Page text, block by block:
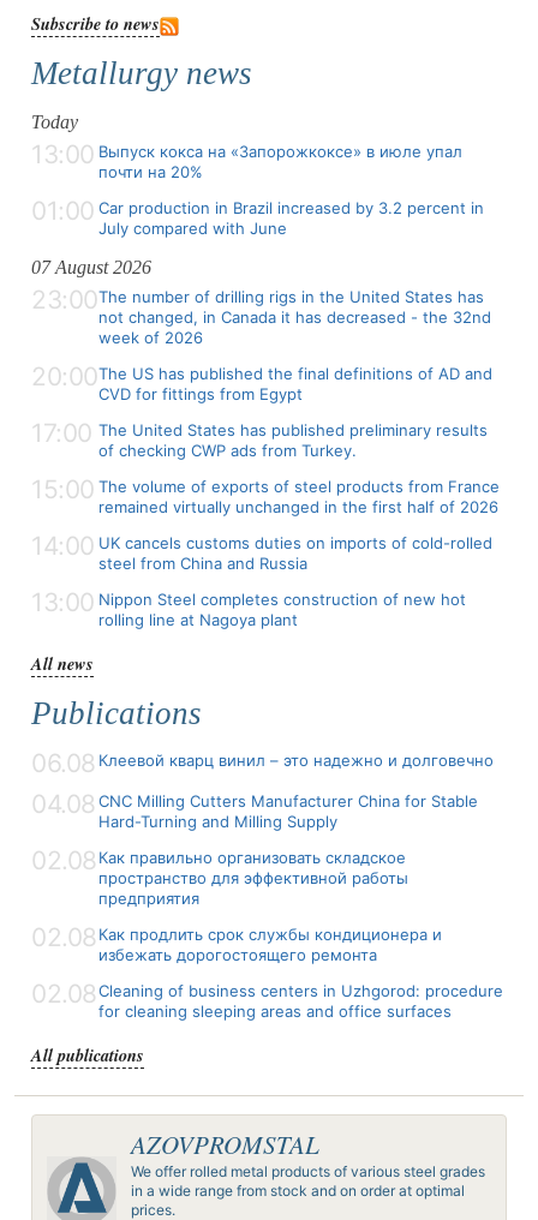
Subscribe to news
Metallurgy news
Today
13:00 Выпуск кокса на «Запорожкоксе» в июле упал
почти на 20%
01:00 Car production in Brazil increased by 3.2 percent in
July compared with June
07 August 2026
23:00The number of drilling rigs in the United States has
not changed, in Canada it has decreased - the 32nd
week of 2026
20:00The US has published the final definitions of AD and
CVD for fittings from Egypt
17:00 The United States has published preliminary results
of checking CWP ads from Turkey.
15:00 The volume of exports of steel products from France
remained virtually unchanged in the first half of 2026
14:00 UK cancels customs duties on imports of cold-rolled
steel from China and Russia
13:00 Nippon Steel completes construction of new hot
rolling line at Nagoya plant
All news
Publications
06.08 Клеевой кварц винил – это надежно и долговечно
04.08 CNC Milling Cutters Manufacturer China for Stable
Hard-Turning and Milling Supply
02.08 Как правильно организовать складское
пространство для эффективной работы
предприятия
02.08 Как продлить срок службы кондиционера и
избежать дорогостоящего ремонта
02.08Cleaning of business centers in Uzhgorod: procedure
for cleaning sleeping areas and office surfaces
All publications
AZOVPROMSTAL
We offer rolled metal products of various steel grades
in a wide range from stock and on order at optimal
prices.